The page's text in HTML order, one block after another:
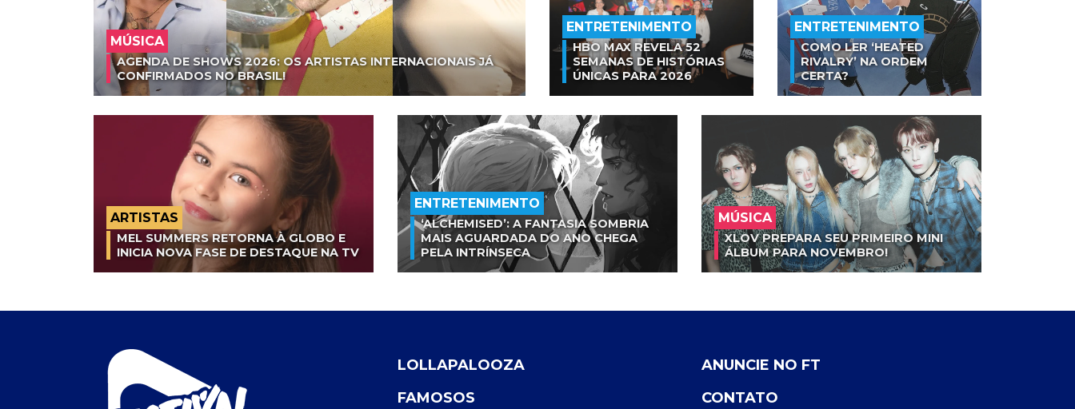
MÚSICA
AGENDA DE SHOWS 2026: OS ARTISTAS INTERNACIONAIS JÁ
CONFIRMADOS NO BRASIL!
ENTRETENIMENTO
HBO MAX REVELA 52
SEMANAS DE HISTÓRIAS
ÚNICAS PARA 2026
ENTRETENIMENTO
COMO LER ‘HEATED
RIVALRY’ NA ORDEM
CERTA?
ARTISTAS
MEL SUMMERS RETORNA À GLOBO E
INICIA NOVA FASE DE DESTAQUE NA TV
ENTRETENIMENTO
‘ALCHEMISED’: A FANTASIA SOMBRIA
MAIS AGUARDADA DO ANO CHEGA
PELA INTRÍNSECA
MÚSICA
XLOV PREPARA SEU PRIMEIRO MINI
ÁLBUM PARA NOVEMBRO!
LOLLAPALOOZA
FAMOSOS
ANUNCIE NO FT
CONTATO